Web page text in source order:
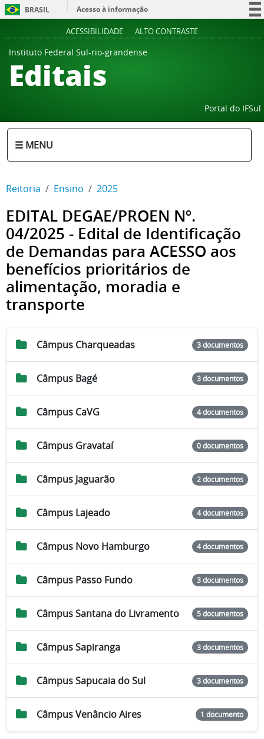
BRASIL
Acesso à informação
ACESSIBILIDADE ALTO CONTRASTE
Instituto Federal Sul-rio-grandense
Editais
Portal do IFSul
☰ MENU
Reitoria Ensino 2025
EDITAL DEGAE/PROEN Nº.
04/2025 - Edital de Identificação
de Demandas para ACESSO aos
benefícios prioritários de
alimentação, moradia e
transporte
Câmpus Charqueadas 3 documentos
Câmpus Bagé 3 documentos
Câmpus CaVG 4 documentos
Câmpus Gravataí 0 documentos
Câmpus Jaguarão 2 documentos
Câmpus Lajeado 4 documentos
Câmpus Novo Hamburgo 4 documentos
Câmpus Passo Fundo 3 documentos
Câmpus Santana do Livramento 5 documentos
Câmpus Sapiranga 3 documentos
Câmpus Sapucaia do Sul 3 documentos
Câmpus Venâncio Aires 1 documento